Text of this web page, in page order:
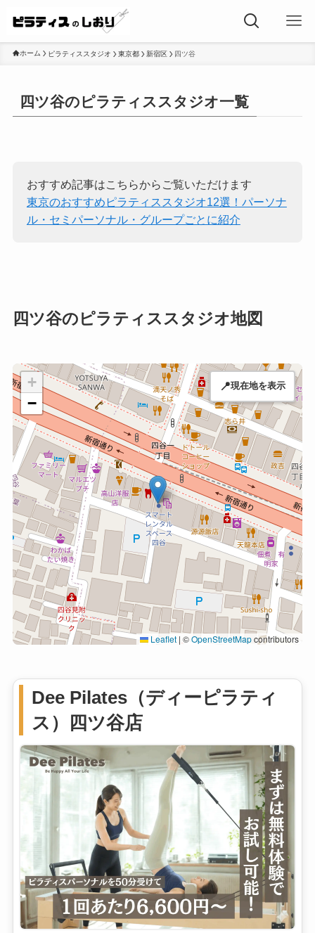
ホーム ピラティススタジオ 東京都 新宿区 四ツ谷
四ツ谷のピラティススタジオ一覧
おすすめ記事はこちらからご覧いただけます
東京のおすすめピラティススタジオ12選！パーソナ
ル・セミパーソナル・グループごとに紹介
四ツ谷のピラティススタジオ地図
+
−
Leaflet | ©OpenStreetMapcontributors
📍現在地を表示
Dee Pilates（ディーピラティ
ス）四ツ谷店